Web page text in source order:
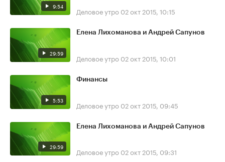
9:54 Деловое утро 02 окт 2015, 10:15
29:59
Елена Лихоманова и Андрей Сапунов
Деловое утро 02 окт 2015, 10:01
5:53
Финансы
Деловое утро 02 окт 2015, 09:45
29:59
Елена Лихоманова и Андрей Сапунов
Деловое утро 02 окт 2015, 09:31